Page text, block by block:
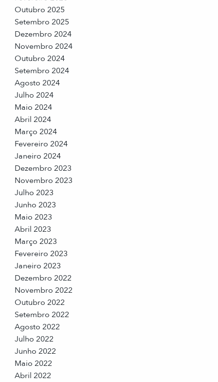
Outubro 2025
Setembro 2025
Dezembro 2024
Novembro 2024
Outubro 2024
Setembro 2024
Agosto 2024
Julho 2024
Maio 2024
Abril 2024
Março 2024
Fevereiro 2024
Janeiro 2024
Dezembro 2023
Novembro 2023
Julho 2023
Junho 2023
Maio 2023
Abril 2023
Março 2023
Fevereiro 2023
Janeiro 2023
Dezembro 2022
Novembro 2022
Outubro 2022
Setembro 2022
Agosto 2022
Julho 2022
Junho 2022
Maio 2022
Abril 2022